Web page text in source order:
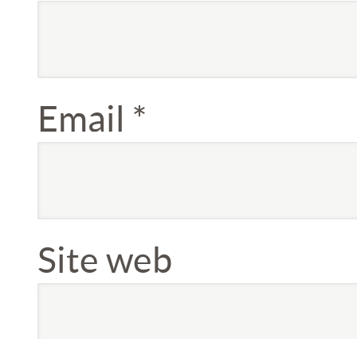
Email *
Site web